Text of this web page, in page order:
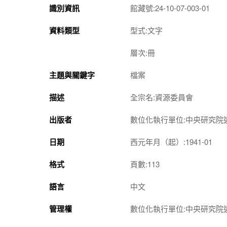
識別資訊 館藏號:24-10-07-003-01
資料類型 型式:文字
層次:冊
主題與關鍵字 檔案
描述 全宗名:資源委員會
出版者 數位化執行單位:中央研究院
日期 西元年月（起）:1941-01
格式 頁數:113
語言 中文
管理權 數位化執行單位:中央研究院